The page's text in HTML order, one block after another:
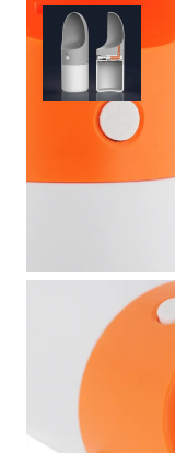
Оплачивайте
интернет-
вариантов
Наличными
или доставке
заказ наличными.
Оплата за
наличными.